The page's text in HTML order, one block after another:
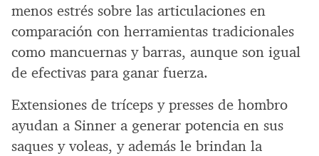
menos estrés sobre las articulaciones en
comparación con herramientas tradicionales
como mancuernas y barras, aunque son igual
de efectivas para ganar fuerza.
Extensiones de tríceps y presses de hombro
ayudan a Sinner a generar potencia en sus
saques y voleas, y además le brindan la